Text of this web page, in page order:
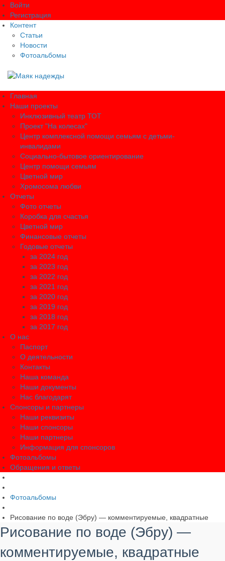
Войти
Регистрация
Контент
Статьи
Новости
Фотоальбомы
Главная
Наши проекты
Инклюзивный театр ТОТ
Проект "На колесах"
Центр комплексной помощи семьям с детьми-
инвалидами
Социально-бытовое ориентирование
Центр помощи семьям
Цветной мир
Хромосома любви
Отчеты
Фото отчеты
Коробка для счастья
Цветной мир
Финансовые отчеты
Годовые отчеты
за 2024 год
за 2023 год
за 2022 год
за 2021 год
за 2020 год
за 2019 год
за 2018 год
за 2017 год
О нас
Паспорт
О деятельности
Контакты
Наша команда
Наши документы
Нас благодарят
Спонсоры и партнеры
Наши реквизиты
Наши спонсоры
Наши партнеры
Информация для спонсоров
Фотоальбомы
Обращения и ответы
Фотоальбомы
Рисование по воде (Эбру) — комментируемые, квадратные
Рисование по воде (Эбру) —
комментируемые, квадратные